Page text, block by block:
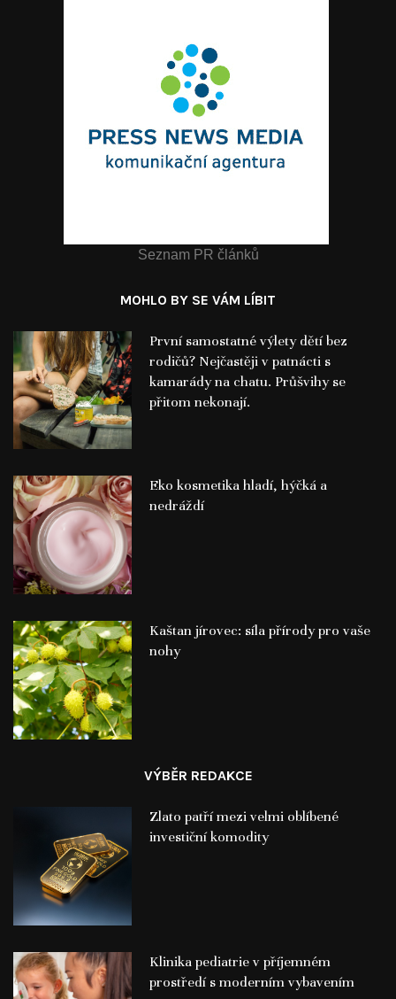
Seznam PR článků
MOHLO BY SE VÁM LÍBIT
První samostatné výlety dětí bez
rodičů? Nejčastěji v patnácti s
kamarády na chatu. Průšvihy se
přitom nekonají.
Eko kosmetika hladí, hýčká a
nedráždí
Kaštan jírovec: síla přírody pro vaše
nohy
VÝBĚR REDAKCE
Zlato patří mezi velmi oblíbené
investiční komodity
Klinika pediatrie v příjemném
prostředí s moderním vybavením